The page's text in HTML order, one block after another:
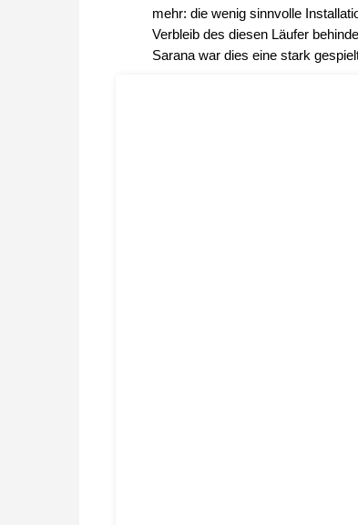
mehr: die wenig sinnvolle
Verbleib des diesen Läufer
Sarana war dies eine stark